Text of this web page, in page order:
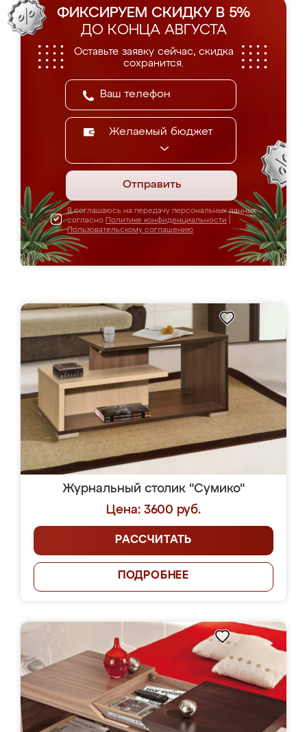
ФИКСИРУЕМ СКИДКУ В 5%
ДО КОНЦА АВГУСТА
Оставьте заявку сейчас, скидка
сохранится.
Желаемый бюджет
Отправить
Я соглашаюсь на передачу персональных данных
согласно Политике конфиденциальности
Пользовательскому соглашению
Журнальный столик "Сумико"
Цена: 3600 руб.
РАССЧИТАТЬ
ПОДРОБНЕЕ